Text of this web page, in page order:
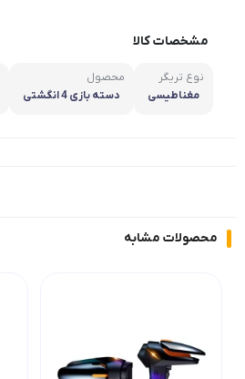
مشخصات کالا
نوع تریگر
مغناطیسی
محصول
دسته بازی 4 انگشتی